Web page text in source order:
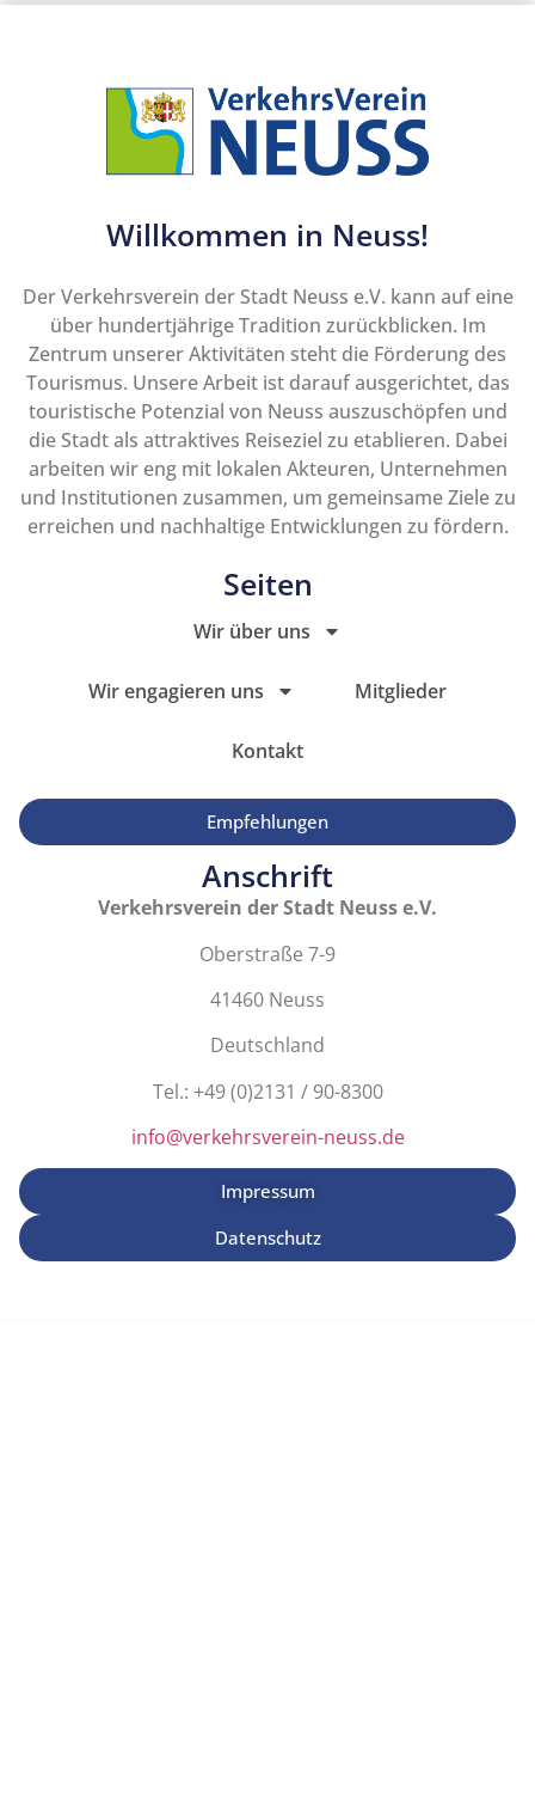
Willkommen in Neuss!
Der Verkehrsverein der Stadt Neuss e.V. kann auf eine
über hundertjährige Tradition zurückblicken. Im
Zentrum unserer Aktivitäten steht die Förderung des
Tourismus. Unsere Arbeit ist darauf ausgerichtet, das
touristische Potenzial von Neuss auszuschöpfen und
die Stadt als attraktives Reiseziel zu etablieren. Dabei
arbeiten wir eng mit lokalen Akteuren, Unternehmen
und Institutionen zusammen, um gemeinsame Ziele zu
erreichen und nachhaltige Entwicklungen zu fördern.
Seiten
Wir über uns
Wir engagieren uns Mitglieder
Kontakt
Empfehlungen
Anschrift
Verkehrsverein der Stadt Neuss e.V.
Oberstraße 7-9
41460 Neuss
Deutschland
Tel.: +49 (0)2131 / 90-8300
info@verkehrsverein-neuss.de
Impressum
Datenschutz